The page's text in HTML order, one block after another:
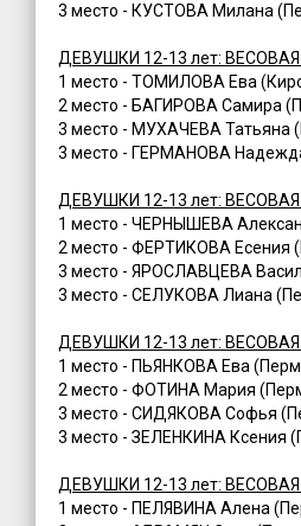
3 место - КУСТОВА Милана
ДЕВУШКИ 12-13 лет: ВЕСОВАЯ
1 место - ТОМИЛОВА Ева
2 место - БАГИРОВА Самира
3 место - МУХАЧЕВА Татьяна
3 место - ГЕРМАНОВА
ДЕВУШКИ 12-13 лет: ВЕСОВАЯ
1 место - ЧЕРНЫШЕВА
2 место - ФЕРТИКОВА Есения
3 место - ЯРОСЛАВЦЕВА
3 место - СЕЛУКОВА Лиана
ДЕВУШКИ 12-13 лет: ВЕСОВАЯ
1 место - ПЬЯНКОВА Ева
2 место - ФОТИНА Мария
3 место - СИДЯКОВА Софья
3 место - ЗЕЛЕНКИНА Ксения
ДЕВУШКИ 12-13 лет: ВЕСОВАЯ
1 место - ПЕЛЯВИНА Алена